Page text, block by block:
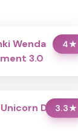
4★
Wenda
3.0
3.3★
Dress Up